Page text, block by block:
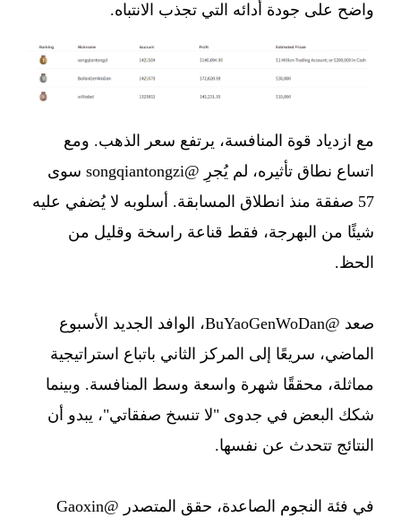
واضح على جودة أدائه التي تجذب الانتباه.
مع ازدياد قوة المنافسة، يرتفع سعر الذهب. ومع
اتساع نطاق تأثيره، لم يُجرِ @songqiantongzi سوى
57 صفقة منذ انطلاق المسابقة. أسلوبه لا يُضفي عليه
شيئًا من البهرجة، فقط قناعة راسخة وقليل من
الحظ.
صعد @BuYaoGenWoDan، الوافد الجديد الأسبوع
الماضي، سريعًا إلى المركز الثاني باتباع استراتيجية
مماثلة، محققًا شهرة واسعة وسط المنافسة. وبينما
شكك البعض في جدوى "لا تنسخ صفقاتي"، يبدو أن
النتائج تتحدث عن نفسها.
في فئة النجوم الصاعدة، حقق المتصدر @Gaoxin